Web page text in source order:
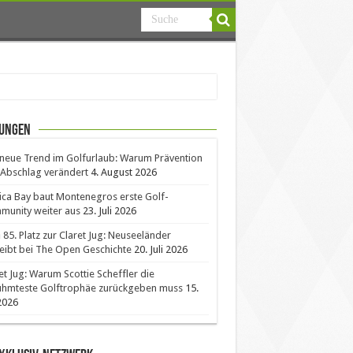
Trend im Golfurlaub: Warum Prävention
verändert 4. August 2026
Bay baut Montenegros erste Golf-
weiter aus 23. Juli 2026
85. Platz zur Claret Jug: Neuseeländer
bei The Open Geschichte 20. Juli 2026
Jug: Warum Scottie Scheffler die
Golftrophäe zurückgeben muss 15.